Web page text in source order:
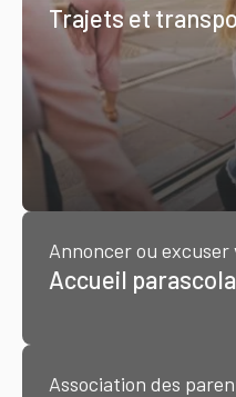
Trajets et
Annoncer ou
Accueil
Association des